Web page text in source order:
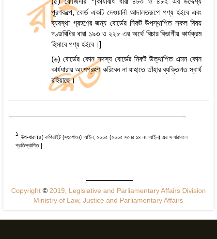
পূরণকল্পে, বোর্ড একটি দেওয়ানী আদালতরূপে গণ্য হইবে এবং
ব্যবস্থা গ্রহণের জন্য বোর্ডের নিকট উপস্থাপিত সকল বিষয়
দণ্ডবিধির ধারা ১৯৩ ও ২২৮ এর অর্থে বিচার বিভাগীয় কার্যক্রম
হিসাবে গণ্য হইবে।]
(৬) বোর্ডের কোন সদস্য বোর্ডের নিকট উত্থাপিত এমন কোন
কার্যধারায় অংশগ্রহণ করিবেন না যাহাতে তাঁহার ব্যক্তিগত স্বার্থ
রহিয়াছে।
1 উপ-ধারা (৫) কপিরাইট (সংশোধন) আইন, ২০০৫ (২০০৫ সনের ১৪ নং আইন) এর ৭ ধারাবলে
প্রতিস্থাপিত |
Copyright ©2019, Legislative and Parliamentary Affairs Division
Ministry of Law, Justice and Parliamentary Affairs